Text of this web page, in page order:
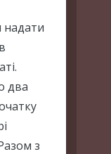
надати
два
з